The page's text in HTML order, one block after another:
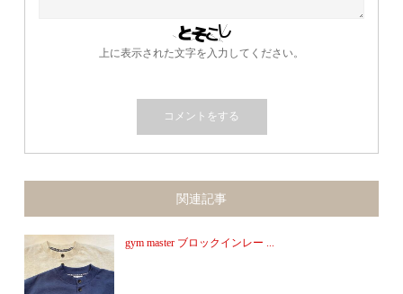
上に表示された文字を入力してください。
関連記事
gym master ブロックインレー ...